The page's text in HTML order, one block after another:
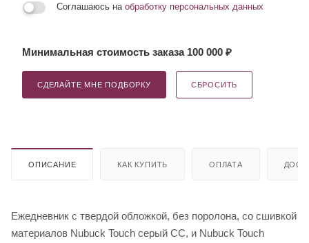
Соглашаюсь на обработку персональных данных
Минимальная стоимость заказа 100 000 ₽
СДЕЛАЙТЕ МНЕ ПОДБОРКУ СБРОСИТЬ
ОПИСАНИЕ КАК КУПИТЬ ОПЛАТА
Ежедневник с твердой обложкой, без поролона, со сшивкой
материалов Nubuck Touch серый СС, и Nubuck Touch